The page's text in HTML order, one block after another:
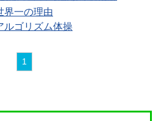
界一の理由
ルゴリズム体操
1